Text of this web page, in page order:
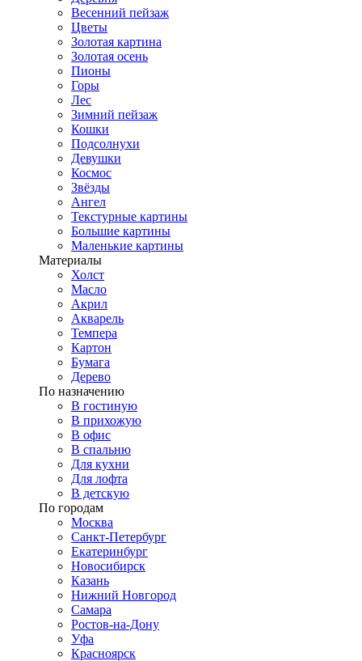
Весенний пейзаж
Цветы
Золотая картина
Золотая осень
Пионы
Горы
Лес
Зимний пейзаж
Кошки
Подсолнухи
Девушки
Космос
Звёзды
Ангел
Текстурные картины
Большие картины
Маленькие картины
Материалы
Холст
Масло
Акрил
Акварель
Темпера
Картон
Бумага
Дерево
По назначению
В гостиную
В прихожую
В офис
В спальню
Для кухни
Для лофта
В детскую
По городам
Москва
Санкт-Петербург
Екатеринбург
Новосибирск
Казань
Нижний Новгород
Самара
Ростов-на-Дону
Уфа
Красноярск